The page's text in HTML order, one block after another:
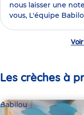
nous laisser une
vous, L'équipe
Les crèches à
Babilou